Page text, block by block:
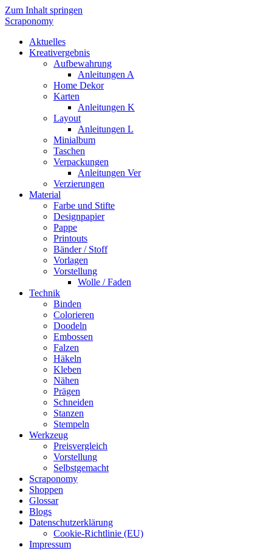
Zum Inhalt springen
Scraponomy
Aktuelles
Kreativergebnis
Aufbewahrung
Anleitungen A
Home Dekor
Karten
Anleitungen K
Layout
Anleitungen L
Minialbum
Taschen
Verpackungen
Anleitungen Ver
Verzierungen
Material
Farbe und Stifte
Designpapier
Pappe
Printouts
Bänder / Stoff
Vorlagen
Vorstellung
Wolle / Faden
Technik
Binden
Colorieren
Doodeln
Embossen
Falzen
Häkeln
Kleben
Nähen
Prägen
Schneiden
Stanzen
Stempeln
Werkzeug
Preisvergleich
Vorstellung
Selbstgemacht
Scraponomy
Shoppen
Glossar
Blogs
Datenschutzerklärung
Cookie-Richtlinie (EU)
Impressum